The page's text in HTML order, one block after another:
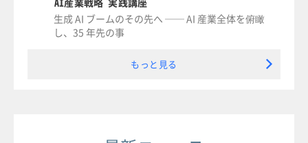
生成 AI ブームのその先へ ── AI 産業全体を俯瞰
し、35 年先の事
もっと見る